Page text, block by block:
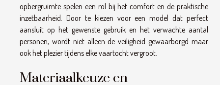
opbergruimte spelen een rol bij het comfort en de praktische
inzetbaarheid. Door te kiezen voor een model dat perfect
aansluit op het gewenste gebruik en het verwachte aantal
personen, wordt niet alleen de veiligheid gewaarborgd maar
ook het plezier tijdens elke vaartocht vergroot.
Materiaalkeuze en